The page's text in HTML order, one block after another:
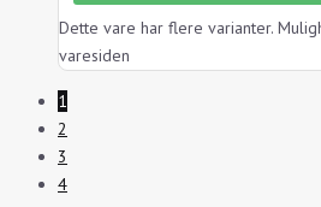
Dette vare har flere varianter.
varesiden
1
2
3
4